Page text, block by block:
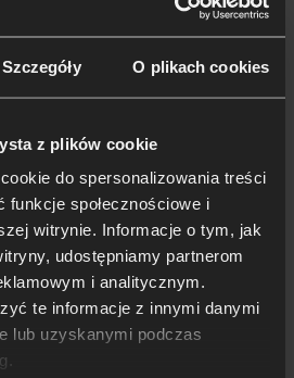
Szczegóły O plikach cookies
z plików cookie
do spersonalizowania treści
funkcje społecznościowe i
witrynie. Informacje o tym, jak
udostępniamy partnerom
i analitycznym.
te informacje z innymi danymi
lub uzyskanymi podczas
ZAPISZ SIĘ →
2026
- 15 PAŹ
KURS
ZARITSKIM